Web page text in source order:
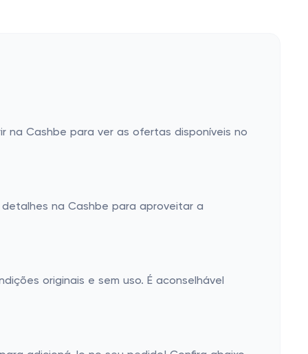
na Cashbe para ver as ofertas disponíveis no
na Cashbe para aproveitar a
originais e sem uso. É aconselhável